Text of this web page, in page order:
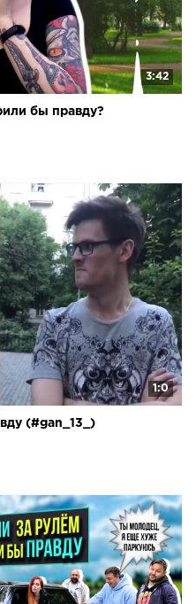
3:42
бы правду?
1:0
(#gan_13_)